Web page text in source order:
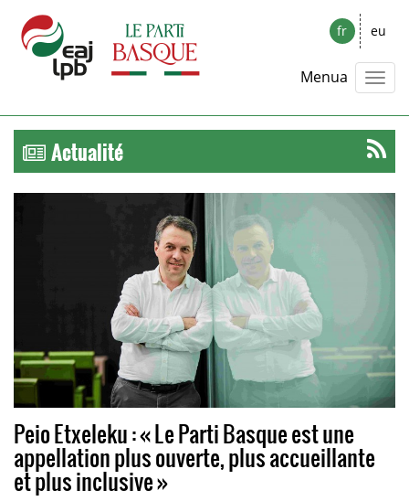
fr eu
Menua
Actualité
Peio Etxeleku : « Le Parti Basque est une
appellation plus ouverte, plus accueillante
et plus inclusive »